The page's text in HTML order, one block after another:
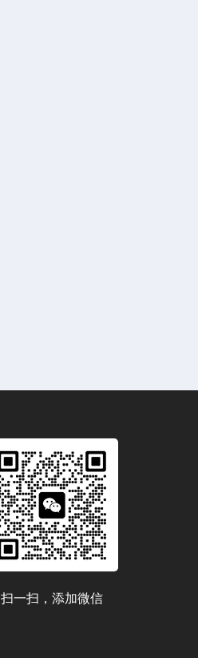
扫一扫，添加微信